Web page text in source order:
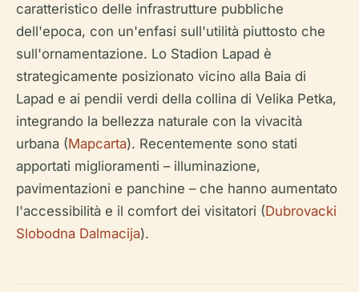
caratteristico delle infrastrutture pubbliche
dell'epoca, con un'enfasi sull'utilità piuttosto che
sull'ornamentazione. Lo Stadion Lapad è
strategicamente posizionato vicino alla Baia di
Lapad e ai pendii verdi della collina di Velika Petka,
integrando la bellezza naturale con la vivacità
urbana (Mapcarta). Recentemente sono stati
apportati miglioramenti – illuminazione,
pavimentazioni e panchine – che hanno aumentato
l'accessibilità e il comfort dei visitatori (Dubrovacki
Slobodna Dalmacija).